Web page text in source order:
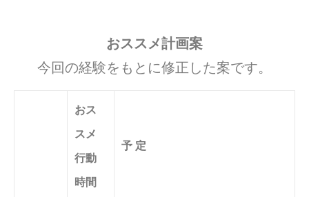
おススメ計画案
今回の経験をもとに修正した案です。
おス
スメ
行動
時間
予 定